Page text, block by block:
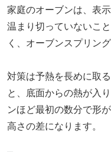
家庭のオーブンは、表
温まり切っていないこ
く、オーブンスプリン
対策は予熱を長めに取
と、底面からの熱が入
ンほど最初の数分で形
高さの差になります。